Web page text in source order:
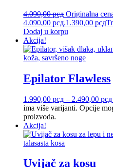
4.090,00рсд Originalna
4.090,00 рсд.1.390,00 рсд
Dodaj u korpu
Akcija!
Epilator Flawless
1.990,00 рсд – 2.490,00 рсд
ima više varijanti. Opcije
proizvoda.
Akcija!
Uvijač za kosu